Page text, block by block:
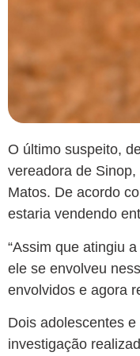
O último suspeito,
vereadora de
Matos. De acordo
estaria vendendo
“Assim que atingiu
ele se envolveu
envolvidos e agora
Dois adolescentes
investigação